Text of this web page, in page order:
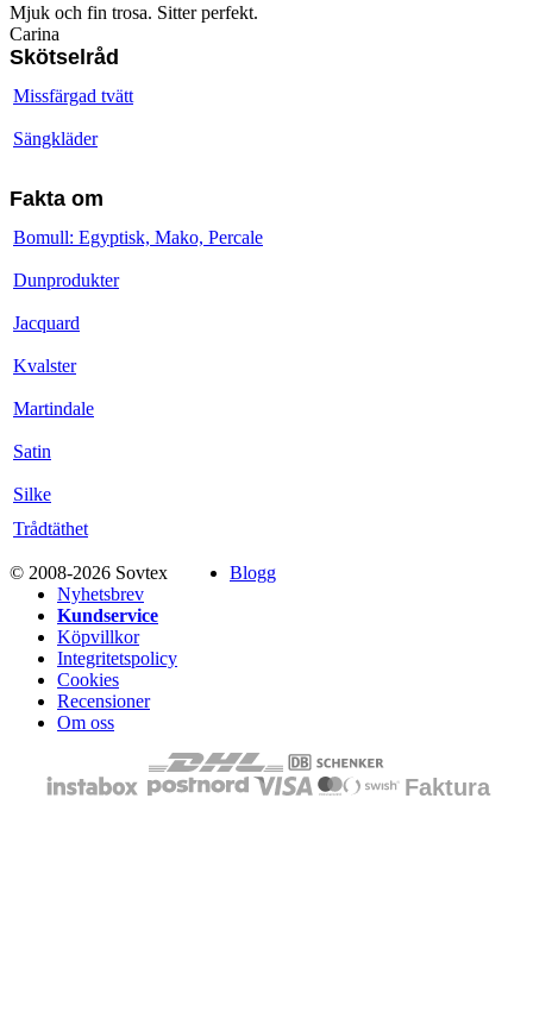
Mjuk och fin trosa. Sitter perfekt.
Carina
Skötselråd
Missfärgad tvätt
Sängkläder
Fakta om
Bomull: Egyptisk, Mako, Percale
Dunprodukter
Jacquard
Kvalster
Martindale
Satin
Silke
Trådtäthet
© 2008-2026 Sovtex
Blogg
Nyhetsbrev
Kundservice
Köpvillkor
Integritetspolicy
Cookies
Recensioner
Om oss